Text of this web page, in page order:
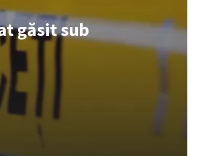
găsit sub